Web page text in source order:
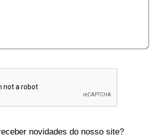
novidades do nosso site?